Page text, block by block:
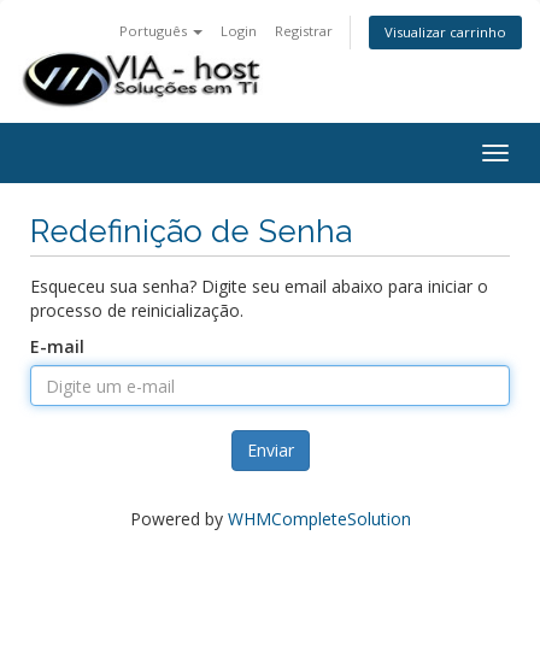
Português Login Registrar Visualizar carrinho
Redefinição de Senha
Esqueceu sua senha? Digite seu email abaixo para iniciar o
processo de reinicialização.
E-mail
Enviar
Powered by WHMCompleteSolution